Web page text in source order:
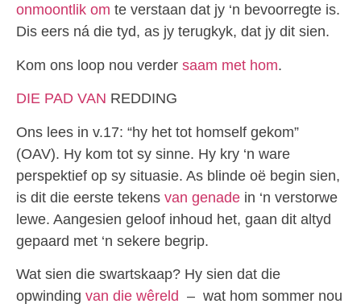
onmoontlik om te verstaan dat jy ‘n bevoorregte is.
Dis eers ná die tyd, as jy terugkyk, dat jy dit sien.
Kom ons loop nou verder saam met hom.
DIE PAD VAN REDDING
Ons lees in v.17: “hy het tot homself gekom”
(OAV). Hy kom tot sy sinne. Hy kry ‘n ware
perspektief op sy situasie. As blinde oë begin sien,
is dit die eerste tekens van genade in ‘n verstorwe
lewe. Aangesien geloof inhoud het, gaan dit altyd
gepaard met ‘n sekere begrip.
Wat sien die swartskaap? Hy sien dat die
opwinding van die wêreld – wat hom sommer nou